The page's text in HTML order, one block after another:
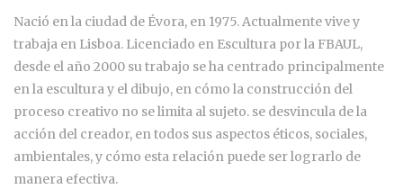
Nació en la ciudad de Évora, en 1975. Actualmente vive y
trabaja en Lisboa. Licenciado en Escultura por la FBAUL,
desde el año 2000 su trabajo se ha centrado principalmente
en la escultura y el dibujo, en cómo la construcción del
proceso creativo no se limita al sujeto. se desvincula de la
acción del creador, en todos sus aspectos éticos, sociales,
ambientales, y cómo esta relación puede ser lograrlo de
manera efectiva.